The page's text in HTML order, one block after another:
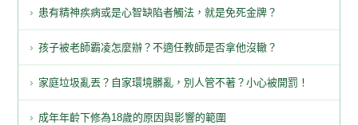
患有精神疾病或是心智缺陷者觸法，就是免死金牌？
孩子被老師霸凌怎麼辦？不適任教師是否拿他沒轍？
家庭垃圾亂丟？自家環境髒亂，別人管不著？小心被開罰！
成年年齡下修為18歲的原因與影響的範圍